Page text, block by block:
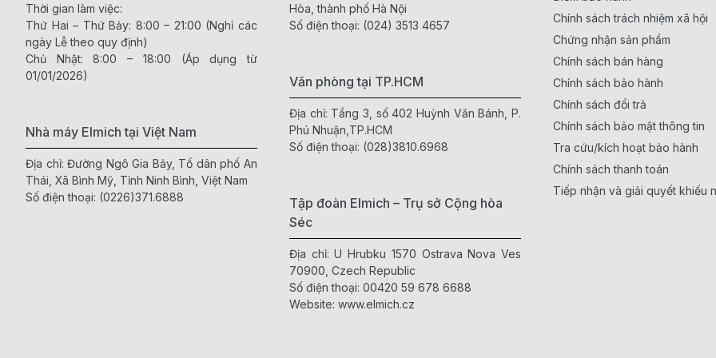
Thời gian làm việc:
Thứ Hai – Thứ Bảy: 8:00 – 21:00 (Nghỉ các
ngày Lễ theo quy định)
Chủ Nhật: 8:00 – 18:00 (Áp dụng từ
01/01/2026)
Nhà máy Elmich tại Việt Nam
Địa chỉ: Đường Ngô Gia Bảy, Tổ dân phố An
Thái, Xã Bình Mỹ, Tỉnh Ninh Bình, Việt Nam
Số điện thoại: (0226)371.6888
Hòa, thành phố Hà Nội
Số điện thoại: (024) 3513 4657
Văn phòng tại TP.HCM
Địa chỉ: Tầng 3, số 402 Huỳnh Văn Bánh, P.
Phú Nhuận,TP.HCM
Số điện thoại: (028)3810.6968
Tập đoàn Elmich – Trụ sở Cộng hòa
Séc
Địa chỉ: U Hrubku 1570 Ostrava Nova Ves
70900, Czech Republic
Số điện thoại: 00420 59 678 6688
Website: www.elmich.cz
Chính sách trách nhiệm xã hội
Chứng nhận sản phẩm
Chính sách bán hàng
Chính sách bảo hành
Chính sách đổi trả
Chính sách bảo mật thông tin
Tra cứu/kích hoạt bảo hành
Chính sách thanh toán
Tiếp nhận và giải quyết khiếu